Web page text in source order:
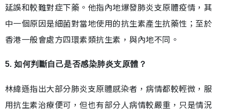
延誤和較難對症下藥。他指內地爆發肺炎支原體疫情，其
中一個原因是細菌對當地使用的抗生素產生抗藥性；至於
香港一般會處方四環素類抗生素，與內地不同。
5. 如何判斷自己是否感染肺炎支原體？
林緯遜指出大部分肺炎支原體感染者，病情都較輕微，服
用抗生素治療便可，但也有部分人病情較嚴重，只是情況